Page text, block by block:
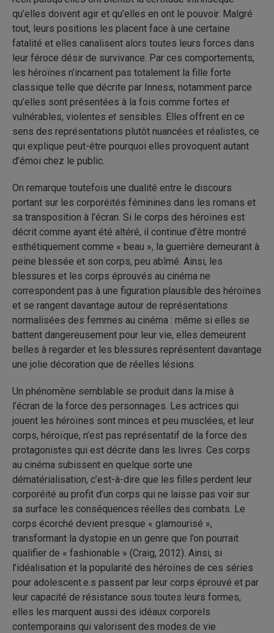
qu’elles doivent agir et qu’elles en ont le pouvoir. Malgré
tout, leurs positions les placent face à une certaine
fatalité et elles canalisent alors toutes leurs forces dans
leur féroce désir de survivance. Par ces comportements,
les héroïnes n’incarnent pas totalement la fille forte
classique telle que décrite par Inness, notamment parce
qu’elles sont présentées à la fois comme fortes et
vulnérables, violentes et sensibles. Elles offrent en ce
sens des représentations plutôt nuancées et réalistes, ce
qui explique peut-être pourquoi elles provoquent autant
d’émoi chez le public.
On remarque toutefois une dualité entre le discours
portant sur les corporéités féminines dans les romans et
sa transposition à l’écran. Si le corps des héroïnes est
décrit comme ayant été altéré, il continue d’être montré
esthétiquement comme « beau », la guerrière demeurant à
peine blessée et son corps, peu abîmé. Ainsi, les
blessures et les corps éprouvés au cinéma ne
correspondent pas à une figuration plausible des héroïnes
et se rangent davantage autour de représentations
normalisées des femmes au cinéma : même si elles se
battent dangereusement pour leur vie, elles demeurent
belles à regarder et les blessures représentent davantage
une jolie décoration que de réelles lésions.
Un phénomène semblable se produit dans la mise à
l’écran de la force des personnages. Les actrices qui
jouent les héroïnes sont minces et peu musclées, et leur
corps, héroïque, n’est pas représentatif de la force des
protagonistes qui est décrite dans les livres. Ces corps
au cinéma subissent en quelque sorte une
dématérialisation, c’est-à-dire que les filles perdent leur
corporéité au profit d’un corps qui ne laisse pas voir sur
sa surface les conséquences réelles des combats. Le
corps écorché devient presque « glamourisé »,
transformant la dystopie en un genre que l’on pourrait
qualifier de « fashionable » (Craig, 2012). Ainsi, si
l’idéalisation et la popularité des héroïnes de ces séries
pour adolescent.e.s passent par leur corps éprouvé et par
leur capacité de résistance sous toutes leurs formes,
elles les marquent aussi des idéaux corporels
contemporains qui valorisent des modes de vie